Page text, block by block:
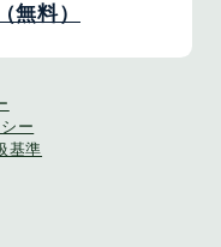
無料）
ー
基準